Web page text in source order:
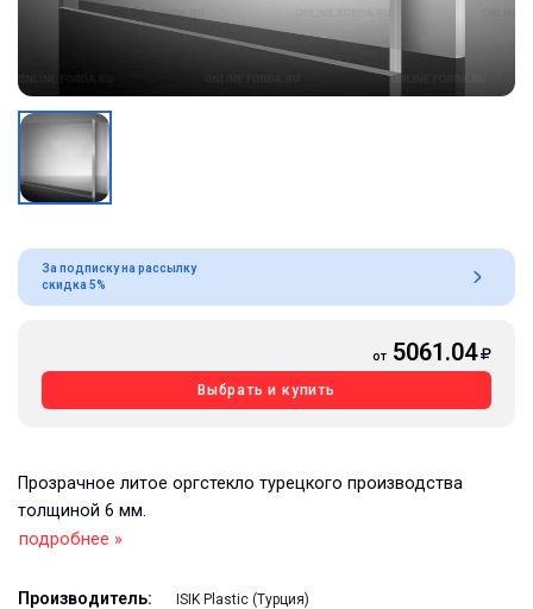
За подписку на рассылку
скидка 5%
от 5061.04
Выбрать и купить
Прозрачное литое оргстекло турецкого производства
толщиной 6 мм.
подробнее »
Производитель: ISIK Plastic (Турция)